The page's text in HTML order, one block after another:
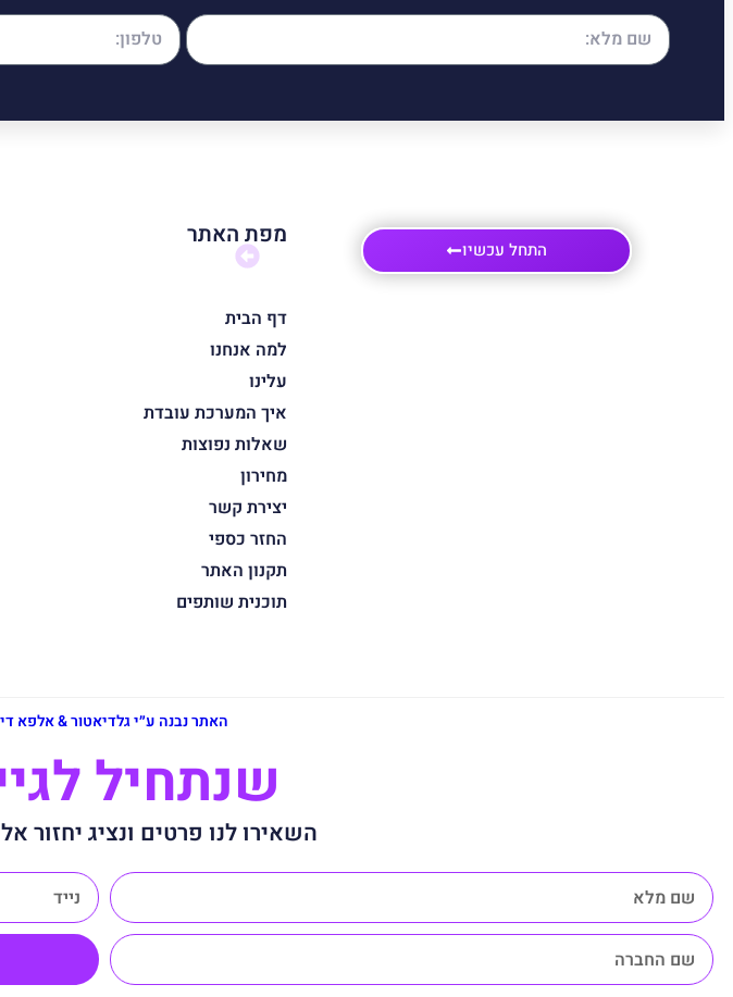
התחל עכשיו מפת האתר
דף הבית
למה אנחנו
עלינו
איך המערכת עובדת
שאלות נפוצות
מחירון
יצירת קשר
החזר כספי
תקנון האתר
תוכנית שותפים
האתר נבנה ע״י גלדיאטור & אלפא
שנתחיל
השאירו לנו פרטים ונציג יחזור